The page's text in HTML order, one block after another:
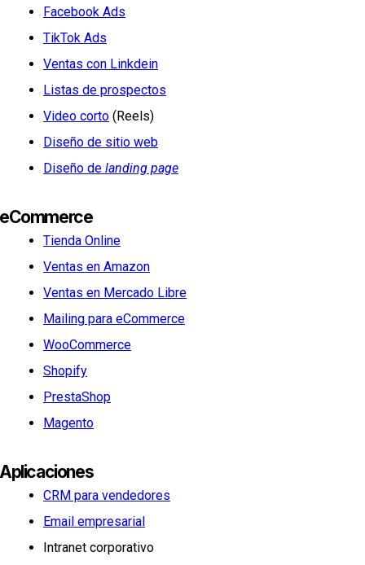
Facebook Ads
TikTok Ads
Ventas con Linkdein
Listas de prospectos
Video corto (Reels)
Diseño de sitio web
Diseño de landing page
eCommerce
Tienda Online
Ventas en Amazon
Ventas en Mercado Libre
Mailing para eCommerce
WooCommerce
Shopify
PrestaShop
Magento
Aplicaciones
CRM para vendedores
Email empresarial
Intranet corporativo